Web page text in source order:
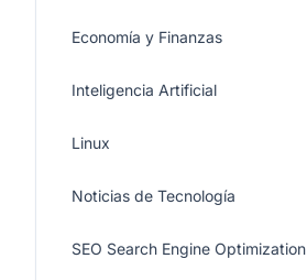
Economía y Finanzas
Inteligencia Artificial
Linux
Noticias de Tecnología
SEO Search Engine Optimization